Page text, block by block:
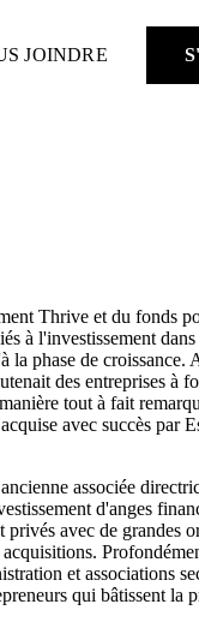
JOINDRE
Thrive et du fonds
à l'investissement
la phase de
des entreprises à
tout à fait
avec succès par
associée
d'anges
avec de grandes
et associations
qui bâtissent